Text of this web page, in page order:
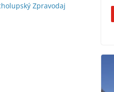
Zpravodaj